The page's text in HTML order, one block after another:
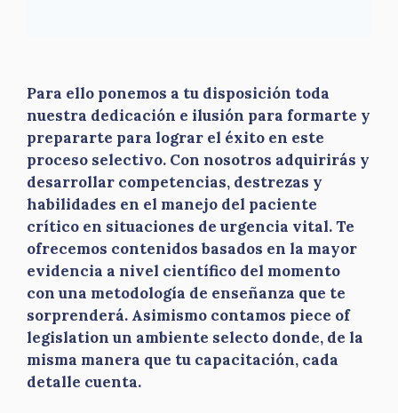
Para ello ponemos a tu disposición toda
nuestra dedicación e ilusión para formarte y
prepararte para lograr el éxito en este
proceso selectivo. Con nosotros adquirirás y
desarrollar competencias, destrezas y
habilidades en el manejo del paciente
crítico en situaciones de urgencia vital. Te
ofrecemos contenidos basados en la mayor
evidencia a nivel científico del momento
con una metodología de enseñanza que te
sorprenderá. Asimismo contamos piece of
legislation un ambiente selecto donde, de la
misma manera que tu capacitación, cada
detalle cuenta.